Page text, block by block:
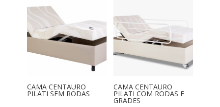
CAMA CENTAURO
PILATI SEM RODAS
CAMA CENTAURO
PILATI COM RODAS E
GRADES